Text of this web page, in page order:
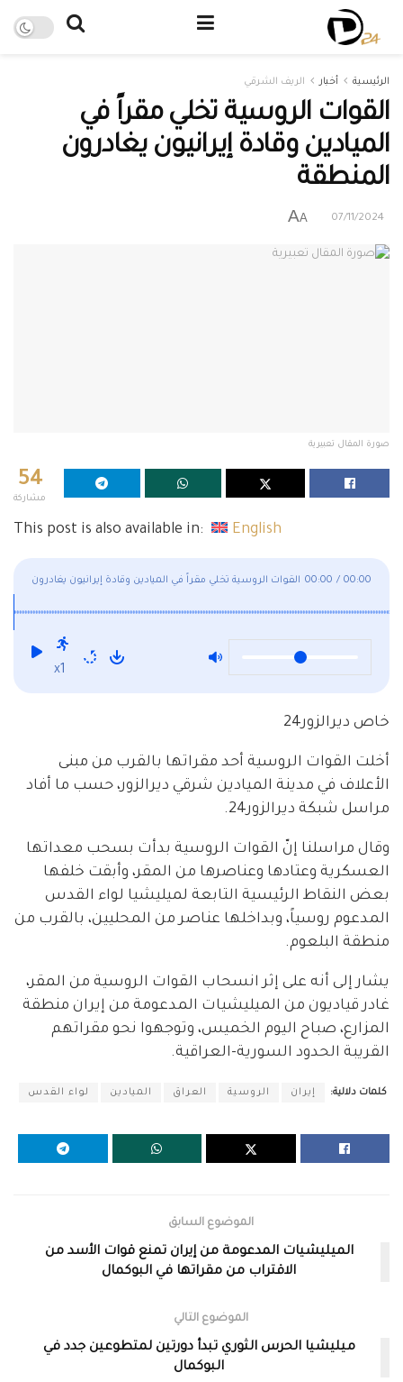
الرئيسية أخبار الريف الشرقي
القوات الروسية تخلي مقراً في
الميادين وقادة إيرانيون يغادرون
المنطقة
07/11/2024
A
A
صورة المقال تعبيرية
54
مشاركة
This post is also available in: English
القوات الروسية تخلي مقراً في الميادين وقادة إيرانيون يغادرون 00:00 / 00:00
x1
خاص ديرالزور24
أخلت القوات الروسية أحد مقراتها بالقرب من مبنى
الأعلاف في مدينة الميادين شرقي ديرالزور، حسب ما أفاد
مراسل شبكة ديرالزور24.
وقال مراسلنا إنّ القوات الروسية بدأت بسحب معداتها
العسكرية وعتادها وعناصرها من المقر، وأبقت خلفها
بعض النقاط الرئيسية التابعة لميليشيا لواء القدس
المدعوم روسياً، وبداخلها عناصر من المحليين، بالقرب من
منطقة البلعوم.
يشار إلى أنه على إثر انسحاب القوات الروسية من المقر،
غادر قياديون من الميليشيات المدعومة من إيران منطقة
المزارع، صباح اليوم الخميس، وتوجهوا نحو مقراتهم
القريبة الحدود السورية-العراقية.
كلمات دلالية: إيران الروسية العراق الميادين لواء القدس
الموضوع السابق
الميليشيات المدعومة من إيران تمنع قوات الأسد من
الاقتراب من مقراتها في البوكمال
الموضوع التالي
ميليشيا الحرس الثوري تبدأ دورتين لمتطوعين جدد في
البوكمال